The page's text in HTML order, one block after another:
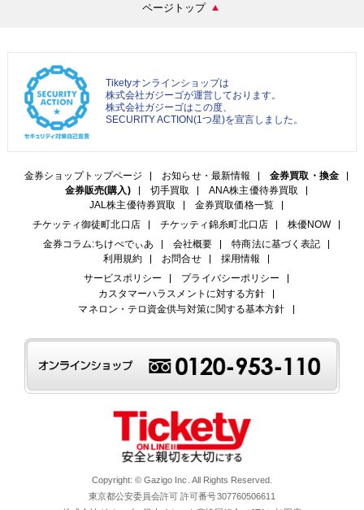
ページトップ
Tiketyオンラインショップは
株式会社ガジーゴが運営しております。
株式会社ガジーゴはこの度、
SECURITY ACTION(1つ星)を宣言しました。
金券ショップトップページ お知らせ・最新情報
金券買取・換金
金券販売(購入)
切手買取
ANA株主優待券買取
JAL株主優待券買取
金券買取価格一覧
チケッティ御徒町北口店
チケッティ錦糸町北口店
株優NOW
金券コラム:ちけぺでぃあ
会社概要
特商法に基づく表記
利用規約
お問合せ
採用情報
サービスポリシー
プライバシーポリシー
カスタマーハラスメントに対する方針
マネロン・テロ資金供与対策に関する基本方針
Copyright: © Gazigo Inc. All Rights Reserved.
東京都公安委員会許可 許可番号307760506611